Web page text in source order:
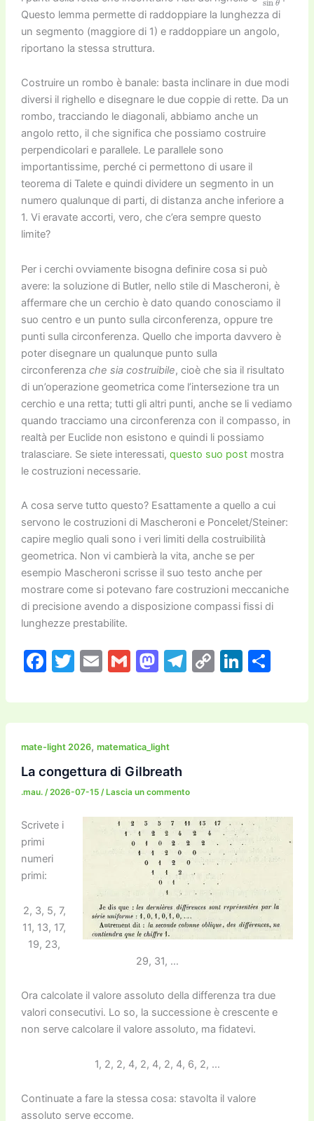
Questo lemma permette di raddoppiare la lunghezza di
un segmento (maggiore di 1) e raddoppiare un angolo,
riportano la stessa struttura.
Costruire un rombo è banale: basta inclinare in due modi
diversi il righello e disegnare le due coppie di rette. Da un
rombo, tracciando le diagonali, abbiamo anche un
angolo retto, il che significa che possiamo costruire
perpendicolari e parallele. Le parallele sono
importantissime, perché ci permettono di usare il
teorema di Talete e quindi dividere un segmento in un
numero qualunque di parti, di distanza anche inferiore a
1. Vi eravate accorti, vero, che c’era sempre questo
limite?
Per i cerchi ovviamente bisogna definire cosa si può
avere: la soluzione di Butler, nello stile di Mascheroni, è
affermare che un cerchio è dato quando conosciamo il
suo centro e un punto sulla circonferenza, oppure tre
punti sulla circonferenza. Quello che importa davvero è
poter disegnare un qualunque punto sulla
circonferenza che sia costruibile, cioè che sia il risultato
di un’operazione geometrica come l’intersezione tra un
cerchio e una retta; tutti gli altri punti, anche se li vediamo
quando tracciamo una circonferenza con il compasso, in
realtà per Euclide non esistono e quindi li possiamo
tralasciare. Se siete interessati, questo suo postmostra
le costruzioni necessarie.
A cosa serve tutto questo? Esattamente a quello a cui
servono le costruzioni di Mascheroni e Poncelet/Steiner:
capire meglio quali sono i veri limiti della costruibilità
geometrica. Non vi cambierà la vita, anche se per
esempio Mascheroni scrisse il suo testo anche per
mostrare come si potevano fare costruzioni meccaniche
di precisione avendo a disposizione compassi fissi di
lunghezze prestabilite.
F
c
e
b
o
o
k
T
itt
er
E
ai
l
G
ai
l
M
st
o
d
o
n
T
e
gr
C
p
y
Li
k
e
C
n
di
mate-light 2026, matematica_light
La congettura di Gilbreath
.mau. /2026-07-15 / Lascia un commento
Scrivete i
primi
numeri
primi:
2, 3, 5, 7,
11, 13, 17,
19, 23,
29, 31, …
Ora calcolate il valore assoluto della differenza tra due
valori consecutivi. Lo so, la successione è crescente e
non serve calcolare il valore assoluto, ma fidatevi.
1, 2, 2, 4, 2, 4, 2, 4, 6, 2, …
Continuate a fare la stessa cosa: stavolta il valore
assoluto serve eccome.